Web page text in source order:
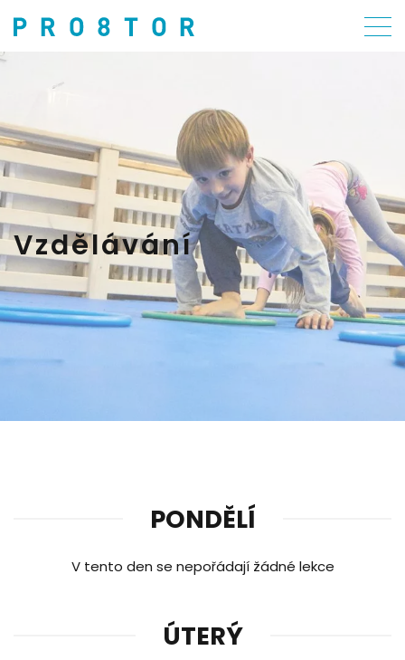
Vzdělávání
PONDĚLÍ
V tento den se nepořádají žádné lekce
ÚTERÝ